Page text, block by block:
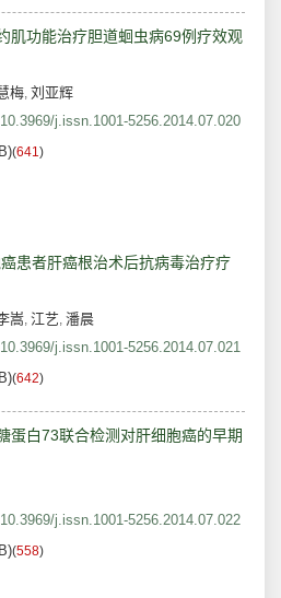
肌功能治疗胆道蛔虫病69例疗效观
梅, 刘亚辉
10.3969/j.issn.1001-5256.2014.07.020
(641)
患者肝癌根治术后抗病毒治疗疗
嵩, 江艺, 潘晨
10.3969/j.issn.1001-5256.2014.07.021
(642)
蛋白73联合检测对肝细胞癌的早期
10.3969/j.issn.1001-5256.2014.07.022
(558)